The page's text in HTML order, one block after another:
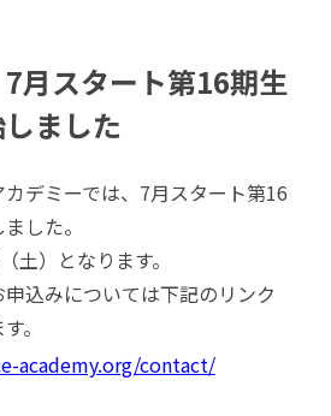
7月スタート第16期生
ました
デミーでは、7月スタート第16
した。
土）となります。
込みについては下記のリンク
。
academy.org/contact/